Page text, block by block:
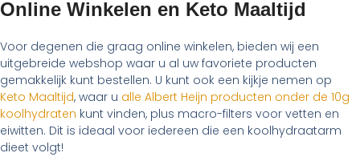
Online Winkelen en Keto Maaltijd
Voor degenen die graag online winkelen, bieden wij een
uitgebreide webshop waar u al uw favoriete producten
gemakkelijk kunt bestellen. U kunt ook een kijkje nemen op
Keto Maaltijd, waar u alle Albert Heijn producten onder de 10g
koolhydraten kunt vinden, plus macro-filters voor vetten en
eiwitten. Dit is ideaal voor iedereen die een koolhydraatarm
dieet volgt!